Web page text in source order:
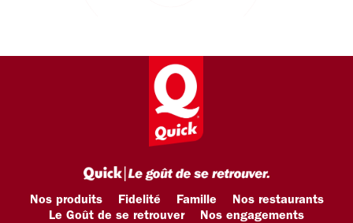
Nos produits Fidelité Famille
Nos restaurants
Le Goût de se retrouver
Nos engagements